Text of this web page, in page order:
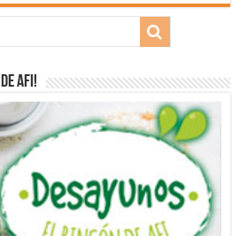
Afi!